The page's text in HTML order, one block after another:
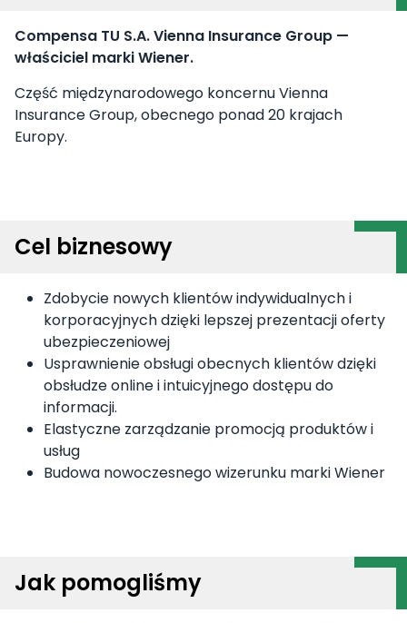
Compensa TU S.A. Vienna Insurance Group —
właściciel marki Wiener.
Część międzynarodowego koncernu Vienna
Insurance Group, obecnego ponad 20 krajach
Europy.
Cel biznesowy
Zdobycie nowych klientów indywidualnych i
korporacyjnych dzięki lepszej prezentacji oferty
ubezpieczeniowej
Usprawnienie obsługi obecnych klientów dzięki
obsłudze online i intuicyjnego dostępu do
informacji.
Elastyczne zarządzanie promocją produktów i
usług
Budowa nowoczesnego wizerunku marki Wiener
Jak pomogliśmy